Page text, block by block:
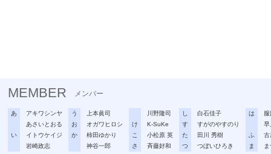
MEMBER メンバー
あ
アキワシンヤ
あさいとおる
い
イトウケイジ
岩崎政志
う
上本眞司
お
オガワヒロシ
か
柿田ゆかり
神谷一郎
川野隆司
け
K-SuKe
こ
小松原 英
さ
斉藤好和
し
白石佳子
す
すがのやすのり
た
田川 秀樹
つ
つぼいひろき
は
早
ふ
古
ま